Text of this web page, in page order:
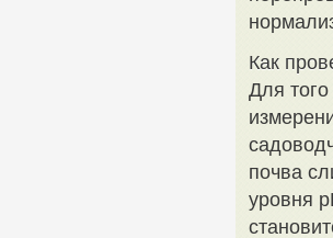
Как
Для
почва
уровня